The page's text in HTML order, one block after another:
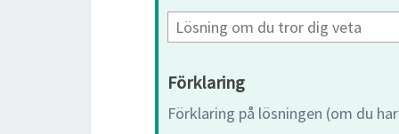
Förklaring
Förklaring på lösningen (om du